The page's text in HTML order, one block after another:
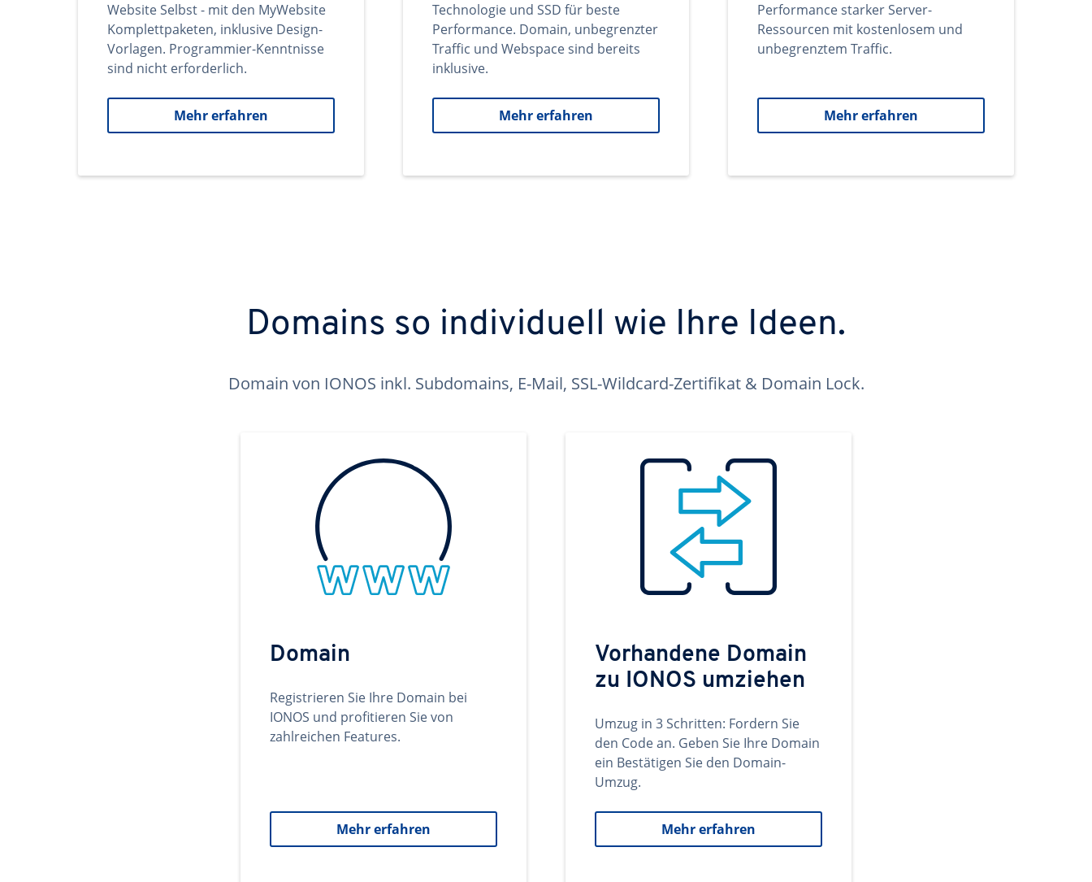
Website Selbst - mit den MyWebsite
Komplettpaketen, inklusive Design-
Vorlagen. Programmier-Kenntnisse
sind nicht erforderlich.
Mehr erfahren
Technologie und SSD für beste
Performance. Domain, unbegrenzter
Traffic und Webspace sind bereits
inklusive.
Mehr erfahren
Performance starker Server-
Ressourcen mit kostenlosem und
unbegrenztem Traffic.
Mehr erfahren
Domains so individuell wie Ihre Ideen.
Domain von IONOS inkl. Subdomains, E-Mail, SSL-Wildcard-Zertifikat & Domain Lock.
Domain
Registrieren Sie Ihre Domain bei
IONOS und profitieren Sie von
zahlreichen Features.
Mehr erfahren
Vorhandene Domain
zu IONOS umziehen
Umzug in 3 Schritten: Fordern Sie
den Code an. Geben Sie Ihre Domain
ein Bestätigen Sie den Domain-
Umzug.
Mehr erfahren